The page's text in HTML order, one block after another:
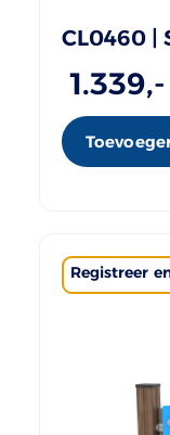
CL0460
1.339
Registreer